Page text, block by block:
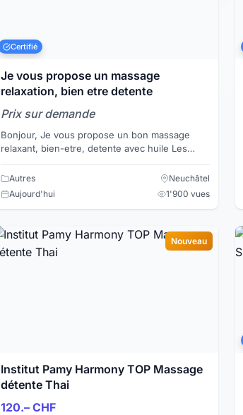
Certifié
Je vous propose un massage
relaxation, bien etre detente
Prix sur demande
Bonjour, Je vous propose un bon massage
relaxant, bien-etre, detente avec huile Les
Je vous recois ...
Autres
Neuchâtel
Aujourd'hui
1'900 vues
Nouveau
Institut Pamy Harmony TOP Massage
détente Thai
120.– CHF